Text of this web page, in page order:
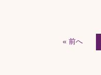
« 前へ